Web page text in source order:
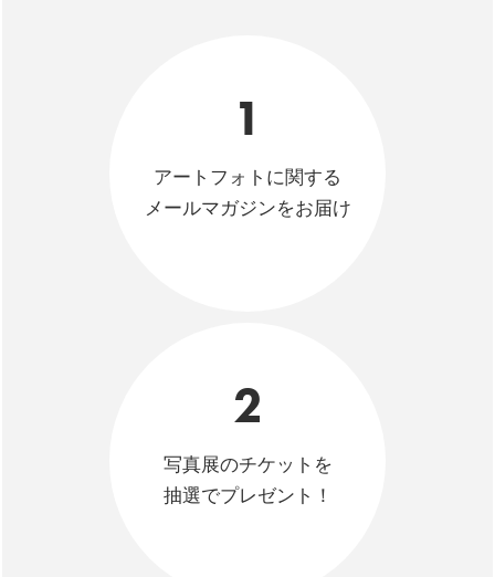
1
アートフォトに関する
メールマガジンをお届け
2
写真展のチケットを
抽選でプレゼント！